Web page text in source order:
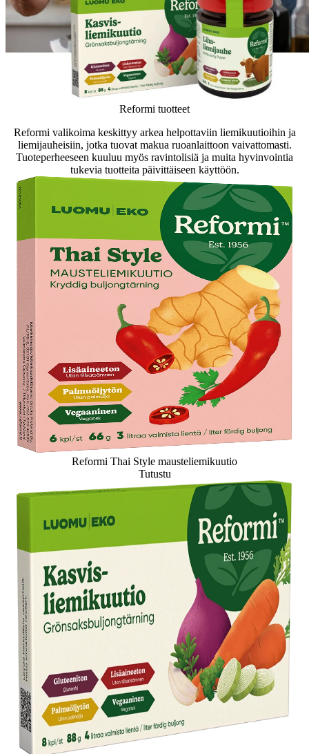
Reformi tuotteet
Reformi valikoima keskittyy arkea helpottaviin liemikuutioihin ja
liemijauheisiin, jotka tuovat makua ruoanlaittoon vaivattomasti.
Tuoteperheeseen kuuluu myös ravintolisiä ja muita hyvinvointia
tukevia tuotteita päivittäiseen käyttöön.
Reformi Thai Style mausteliemikuutio
Tutustu